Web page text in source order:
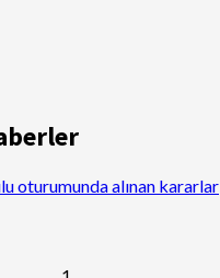
oturumunda alınan kararlar